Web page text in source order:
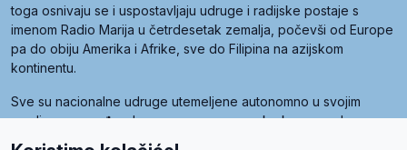
toga osnivaju se i uspostavljaju udruge i radijske postaje s
imenom Radio Marija u četrdesetak zemalja, počevši od Europe
pa do obiju Amerika i Afrike, sve do Filipina na azijskom
kontinentu.
Sve su nacionalne udruge utemeljene autonomno u svojim
zemljama, a međusobna su povezane preko krovne udruge
pod nazivom Svjetska obitelj Radio Marije (World Family of